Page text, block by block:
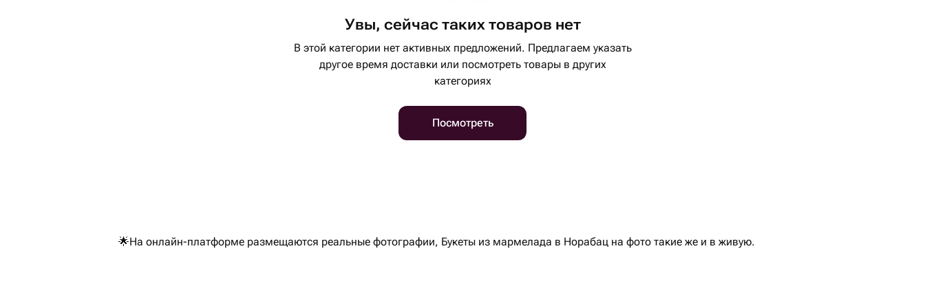
Увы, сейчас таких товаров нет
В этой категории нет активных предложений. Предлагаем указать
другое время доставки или посмотреть товары в других
категориях
Посмотреть
🌟На онлайн-платформе размещаются реальные фотографии, Букеты из мармелада в Норабац на фото такие же и в живую.